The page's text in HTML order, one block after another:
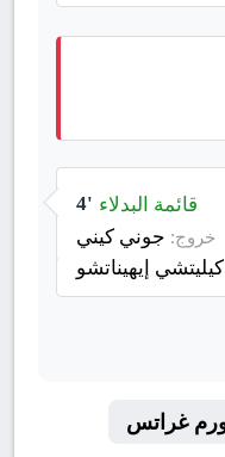
4' قائمة البدلاء
خروج: جوني كيني
كيليتشي إيهيناتشو